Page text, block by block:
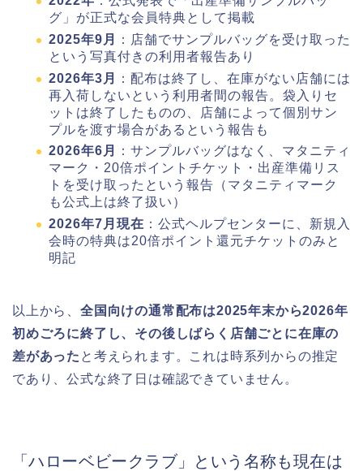
グ」が正式な会員特典として掲載
2025年9月
：店舗でサンプルバッグを受け取った
という写真付きの利用者報告あり
2026年3月
：配布は終了し、在庫がない店舗には
再入荷しないという利用者間の報告。袋入りセ
ットは終了したものの、店舗によって個別サン
プルを渡す場合があるという報告も
2026年6月
：サンプルバッグはなく、マタニティ
マーク・20倍ポイントチケット・出産準備リス
トを受け取ったという報告（マタニティマーク
も公式上は終了扱い）
2026年7月現在 ：公式ヘルプセンターに、新規入
会時の特典は20倍ポイント還元チケットのみと
明記
以上から、 全国向けの通常配布は2025年末から2026年
初めごろに終了し、その後しばらく店舗ごとに在庫の
差があった と考えられます。これは時系列からの推定
であり、公式な終了日は確認できていません。
「ハローベビークラブ」という名称も現在は